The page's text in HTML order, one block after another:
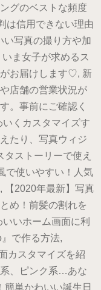
グのベストな頻度
は信用できない理由
い写真の撮り方や加
ま女子が求めるス
お届けします♡, 新
店舗の営業状況が
。事前にご確認く
くカスタマイズす
たり、写真ウィジ
ストーリーで使え
で使いやすい！人気
【2020年最新】写真
め！前髪の割れを
いホーム画面に利
で作る方法,
カスタマイズを紹
、ピンク系…あな
簡単かわいい誕生日